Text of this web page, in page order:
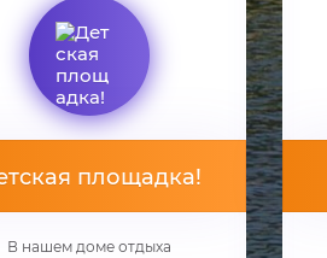
площадка!
В нашем доме отдыха